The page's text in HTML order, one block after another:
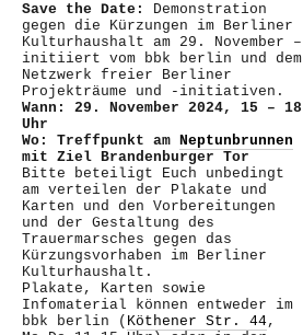
Save the Date: Demonstration
gegen die Kürzungen im Berliner
Kulturhaushalt am 29. November –
initiiert vom bbk berlin und dem
Netzwerk freier Berliner
Projekträume und -initiativen.
Wann: 29. November 2024, 15 – 18
Uhr
Wo: Treffpunkt am Neptunbrunnen
mit Ziel Brandenburger Tor
Bitte beteiligt Euch unbedingt
am verteilen der Plakate und
Karten und den Vorbereitungen
und der Gestaltung des
Trauermarsches gegen das
Kürzungsvorhaben im Berliner
Kulturhaushalt.
Plakate, Karten sowie
Infomaterial können entweder im
bbk berlin ( Köthener Str. 44,